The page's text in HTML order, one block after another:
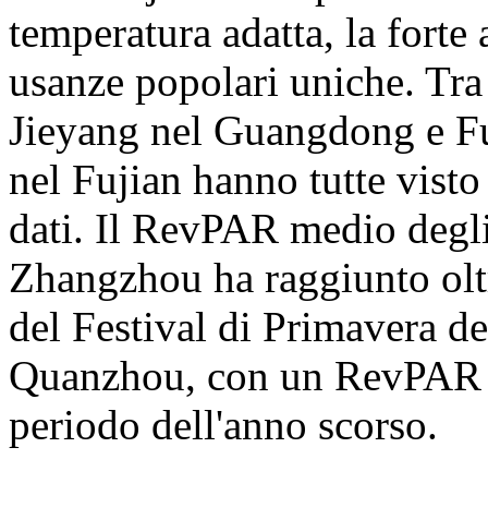
temperatura adatta, la forte
usanze popolari uniche.
Jieyang nel Guangdong e
nel Fujian hanno tutte
dati. Il RevPAR medio
Zhangzhou ha raggiunto
del Festival di Primavera
Quanzhou, con un
periodo dell'anno scorso.